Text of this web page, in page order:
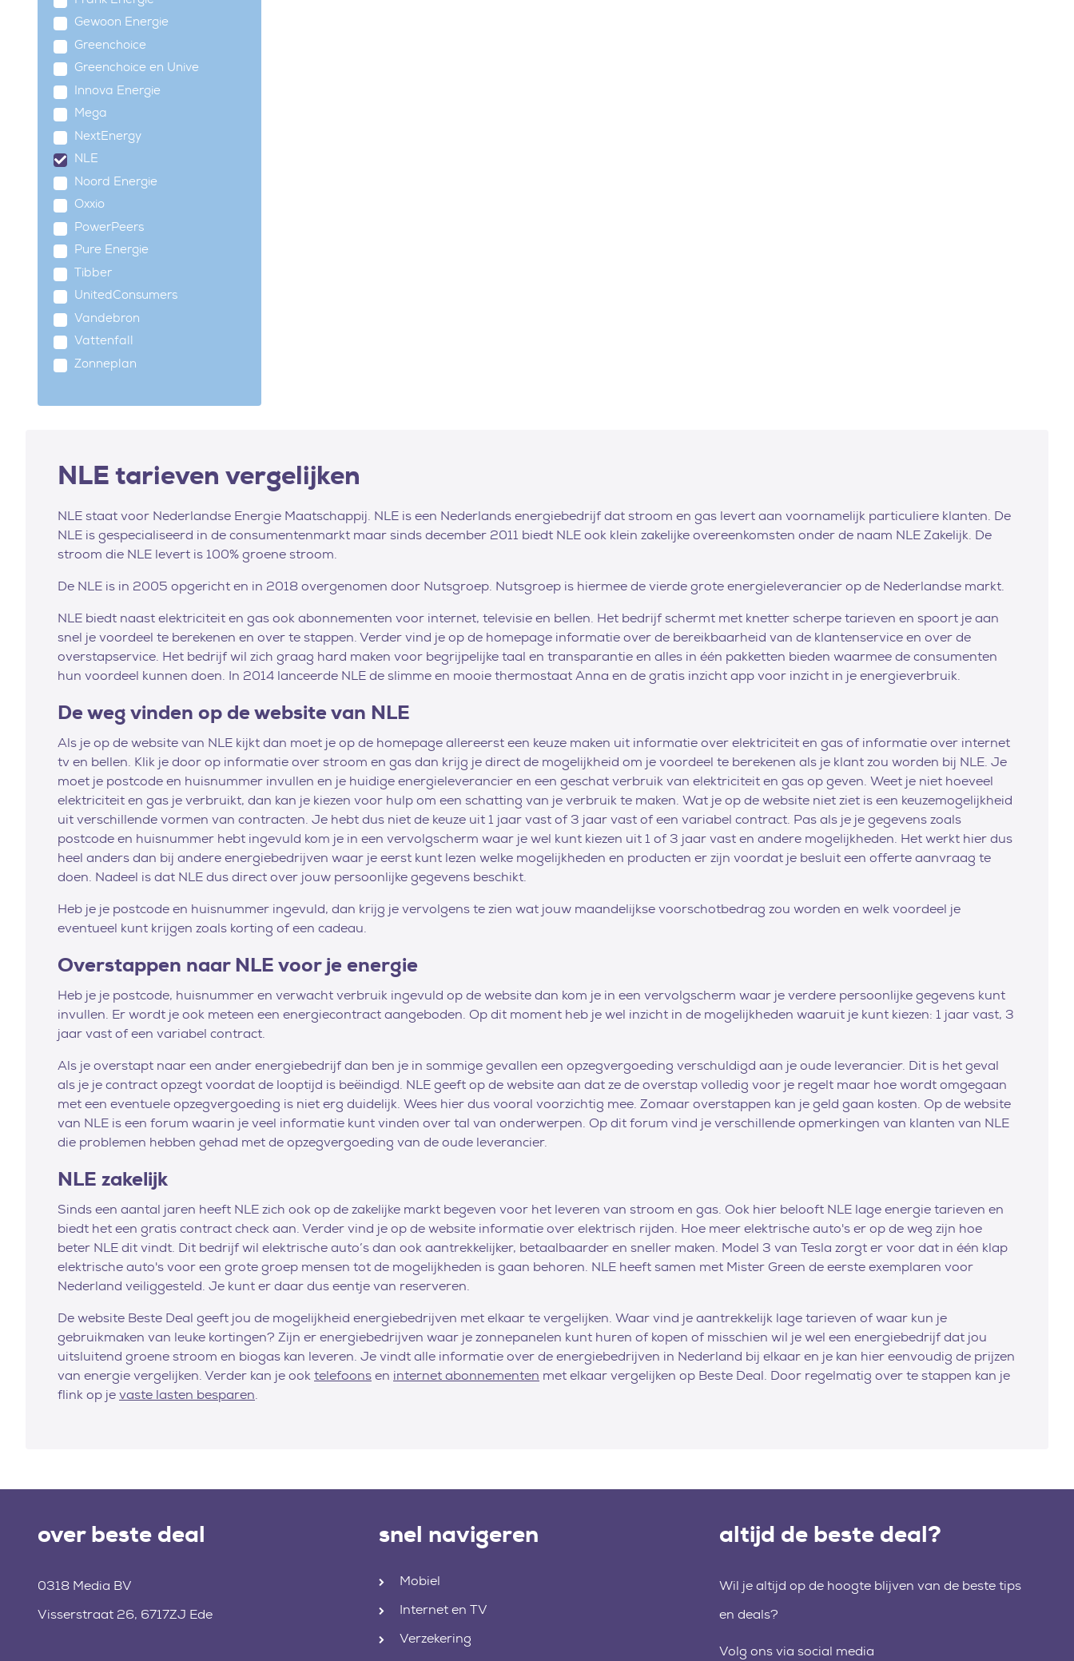
Gewoon Energie
Greenchoice
Greenchoice en Unive
Innova Energie
Mega
NextEnergy
NLE
Noord Energie
Oxxio
PowerPeers
Pure Energie
Tibber
UnitedConsumers
Vandebron
Vattenfall
Zonneplan
NLE tarieven vergelijken
NLE staat voor Nederlandse Energie Maatschappij. NLE is een Nederlands energiebedrijf dat stroom en gas levert aan voornamelijk particuliere klanten. De
NLE is gespecialiseerd in de consumentenmarkt maar sinds december 2011 biedt NLE ook klein zakelijke overeenkomsten onder de naam NLE Zakelijk. De
stroom die NLE levert is 100% groene stroom.
De NLE is in 2005 opgericht en in 2018 overgenomen door Nutsgroep. Nutsgroep is hiermee de vierde grote energieleverancier op de Nederlandse markt.
NLE biedt naast elektriciteit en gas ook abonnementen voor internet, televisie en bellen. Het bedrijf schermt met knetter scherpe tarieven en spoort je aan
snel je voordeel te berekenen en over te stappen. Verder vind je op de homepage informatie over de bereikbaarheid van de klantenservice en over de
overstapservice. Het bedrijf wil zich graag hard maken voor begrijpelijke taal en transparantie en alles in één pakketten bieden waarmee de consumenten
hun voordeel kunnen doen. In 2014 lanceerde NLE de slimme en mooie thermostaat Anna en de gratis inzicht app voor inzicht in je energieverbruik.
De weg vinden op de website van NLE
Als je op de website van NLE kijkt dan moet je op de homepage allereerst een keuze maken uit informatie over elektriciteit en gas of informatie over internet
tv en bellen. Klik je door op informatie over stroom en gas dan krijg je direct de mogelijkheid om je voordeel te berekenen als je klant zou worden bij NLE. Je
moet je postcode en huisnummer invullen en je huidige energieleverancier en een geschat verbruik van elektriciteit en gas op geven. Weet je niet hoeveel
elektriciteit en gas je verbruikt, dan kan je kiezen voor hulp om een schatting van je verbruik te maken. Wat je op de website niet ziet is een keuzemogelijkheid
uit verschillende vormen van contracten. Je hebt dus niet de keuze uit 1 jaar vast of 3 jaar vast of een variabel contract. Pas als je je gegevens zoals
postcode en huisnummer hebt ingevuld kom je in een vervolgscherm waar je wel kunt kiezen uit 1 of 3 jaar vast en andere mogelijkheden. Het werkt hier dus
heel anders dan bij andere energiebedrijven waar je eerst kunt lezen welke mogelijkheden en producten er zijn voordat je besluit een offerte aanvraag te
doen. Nadeel is dat NLE dus direct over jouw persoonlijke gegevens beschikt.
Heb je je postcode en huisnummer ingevuld, dan krijg je vervolgens te zien wat jouw maandelijkse voorschotbedrag zou worden en welk voordeel je
eventueel kunt krijgen zoals korting of een cadeau.
Overstappen naar NLE voor je energie
Heb je je postcode, huisnummer en verwacht verbruik ingevuld op de website dan kom je in een vervolgscherm waar je verdere persoonlijke gegevens kunt
invullen. Er wordt je ook meteen een energiecontract aangeboden. Op dit moment heb je wel inzicht in de mogelijkheden waaruit je kunt kiezen: 1 jaar vast, 3
jaar vast of een variabel contract.
Als je overstapt naar een ander energiebedrijf dan ben je in sommige gevallen een opzegvergoeding verschuldigd aan je oude leverancier. Dit is het geval
als je je contract opzegt voordat de looptijd is beëindigd. NLE geeft op de website aan dat ze de overstap volledig voor je regelt maar hoe wordt omgegaan
met een eventuele opzegvergoeding is niet erg duidelijk. Wees hier dus vooral voorzichtig mee. Zomaar overstappen kan je geld gaan kosten. Op de website
van NLE is een forum waarin je veel informatie kunt vinden over tal van onderwerpen. Op dit forum vind je verschillende opmerkingen van klanten van NLE
die problemen hebben gehad met de opzegvergoeding van de oude leverancier.
NLE zakelijk
Sinds een aantal jaren heeft NLE zich ook op de zakelijke markt begeven voor het leveren van stroom en gas. Ook hier belooft NLE lage energie tarieven en
biedt het een gratis contract check aan. Verder vind je op de website informatie over elektrisch rijden. Hoe meer elektrische auto's er op de weg zijn hoe
beter NLE dit vindt. Dit bedrijf wil elektrische auto’s dan ook aantrekkelijker, betaalbaarder en sneller maken. Model 3 van Tesla zorgt er voor dat in één klap
elektrische auto's voor een grote groep mensen tot de mogelijkheden is gaan behoren. NLE heeft samen met Mister Green de eerste exemplaren voor
Nederland veiliggesteld. Je kunt er daar dus eentje van reserveren.
De website Beste Deal geeft jou de mogelijkheid energiebedrijven met elkaar te vergelijken. Waar vind je aantrekkelijk lage tarieven of waar kun je
gebruikmaken van leuke kortingen? Zijn er energiebedrijven waar je zonnepanelen kunt huren of kopen of misschien wil je wel een energiebedrijf dat jou
uitsluitend groene stroom en biogas kan leveren. Je vindt alle informatie over de energiebedrijven in Nederland bij elkaar en je kan hier eenvoudig de prijzen
van energie vergelijken. Verder kan je ooktelefoonsen internet abonnementen met elkaar vergelijken op Beste Deal. Door regelmatig over te stappen kan je
flink op jevaste lasten besparen.
over beste deal
0318 Media BV
Visserstraat 26, 6717ZJ Ede
snel navigeren
Mobiel
Internet en TV
Verzekering
altijd de beste deal?
Wil je altijd op de hoogte blijven van de beste tips
en deals?
Volg ons via social media